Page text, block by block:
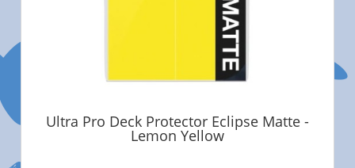
Ultra Pro Deck Protector Eclipse Matte -
Lemon Yellow